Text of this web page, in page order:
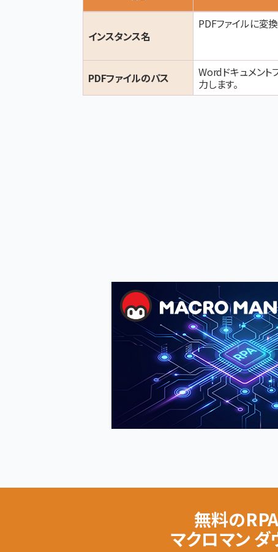
インスタンス名
PDFファイルに変
PDFファイルのパス
Wordドキュメント
力します。
無料の
マクロマン ダ